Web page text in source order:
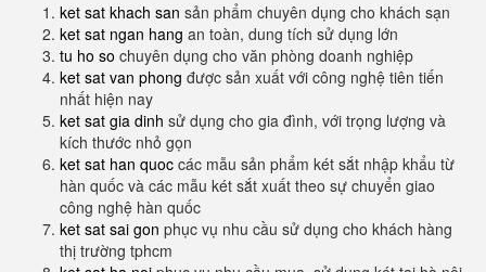
ket sat khach san sản phẩm chuyên dụng cho khách sạn
ket sat ngan hang an toàn, dung tích sử dụng lớn
tu ho so chuyên dụng cho văn phòng doanh nghiệp
ket sat van phong được sản xuất với công nghệ tiên tiến
nhất hiện nay
ket sat gia dinh sử dụng cho gia đình, với trọng lượng và
kích thước nhỏ gọn
ket sat han quoc các mẫu sản phẩm két sắt nhập khẩu từ
hàn quốc và các mẫu két sắt xuất theo sự chuyển giao
công nghệ hàn quốc
ket sat sai gon phục vụ nhu cầu sử dụng cho khách hàng
thị trường tphcm